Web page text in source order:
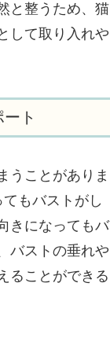
と整うため、猫
して取り入れや
ト
うことがありま
もバストがし
きになってもバ
バストの垂れや
ることができる